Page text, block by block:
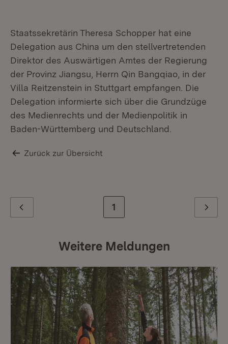
Staatssekretärin Theresa Schopper hat eine
Delegation aus China um den stellvertretenden
Direktor des Auswärtigen Amtes der Regierung
der Provinz Jiangsu, Herrn Qin Bangqiao, in der
Villa Reitzenstein in Stuttgart empfangen. Die
Delegation informierte sich über die Grundzüge
des Medienrechts und der Medienpolitik in
Baden-Württemberg und Deutschland.
Zurück zur Übersicht
Zur letzten Seite
1 Weiter
Weitere Meldungen